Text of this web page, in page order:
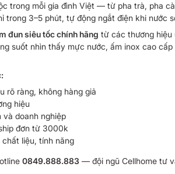
trong mỗi gia đình Việt — từ pha trà, pha
trong 3–5 phút, tự động ngắt điện khi nước
đun siêu tốc chính hãng từ các thương hiệu
suốt nhìn thấy mực nước, ấm inox cao
rõ ràng, không hàng giả
hiệu
và doanh nghiệp
đơn từ 3000k
liệu, tính năng
0849.888.883— đội ngũ Cellhome tư